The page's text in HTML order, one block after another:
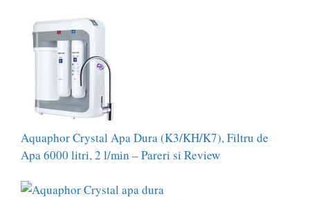
Aquaphor Crystal Apa Dura (K3/KH/K7), Filtru de
Apa 6000 litri, 2 l/min – Pareri si Review